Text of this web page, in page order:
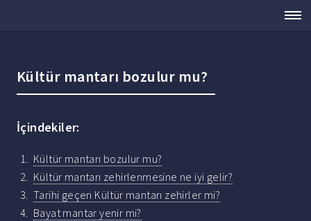
Kültür mantarı bozulur mu?
İçindekiler:
Kültür mantarı bozulur mu?
Kültür mantarı zehirlenmesine ne iyi gelir?
Tarihi geçen Kültür mantarı zehirler mi?
Bayat mantar yenir mi?